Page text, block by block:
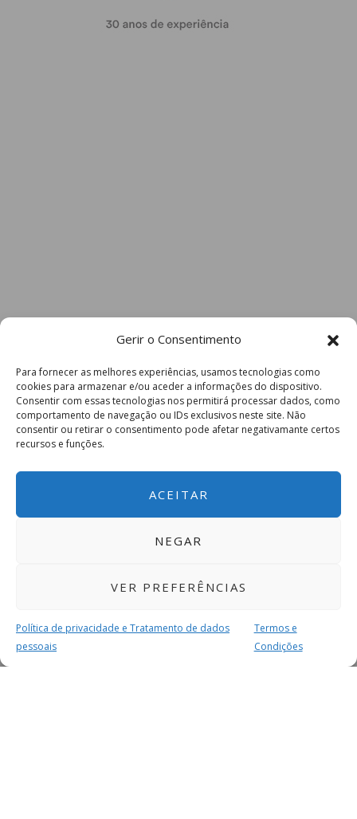
Gerir o Consentimento
Para fornecer as melhores experiências, usamos tecnologias como
cookies para armazenar e/ou aceder a informações do dispositivo.
Consentir com essas tecnologias nos permitirá processar dados, como
comportamento de navegação ou IDs exclusivos neste site. Não
consentir ou retirar o consentimento pode afetar negativamante certos
recursos e funções.
ACEITAR
NEGAR
VER PREFERÊNCIAS
Política de privacidade e Tratamento de dados
pessoais
Termos e
Condições